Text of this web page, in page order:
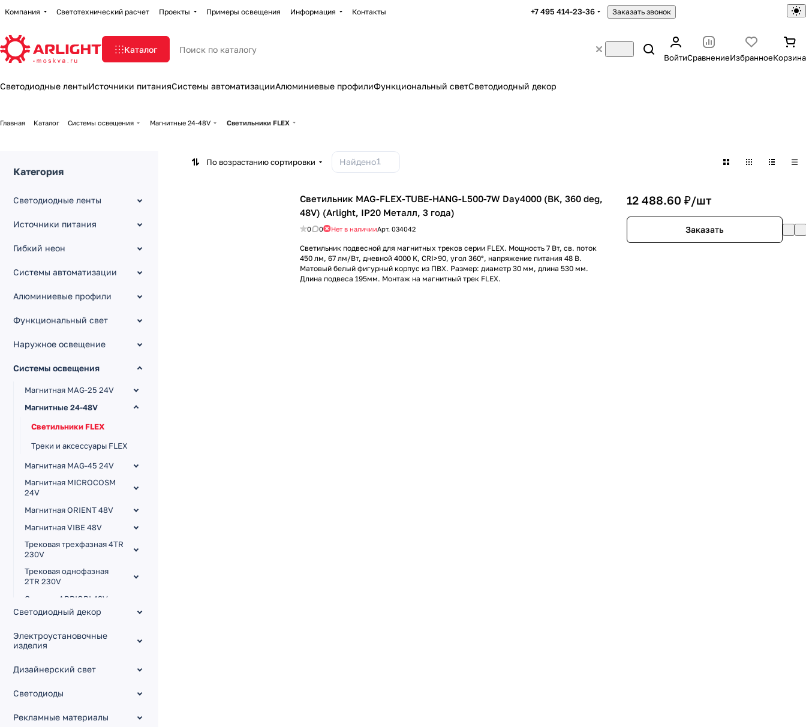
Компания Светотехнический расчет Проекты Примеры освещения Информация Контакты +7 495 414-23-36 Заказать звонок
Каталог
ВойтиСравнениеИзбранноеКорзина
Светодиодные лентыИсточники питанияСистемы автоматизацииАлюминиевые профилиФункциональный светСветодиодный декор
Главная Каталог Системы освещения Магнитные 24-48V Светильники FLEX
По возрастанию сортировки Найдено1
Светильник MAG-FLEX-TUBE-HANG-L500-7W Day4000 (BK, 360 deg,
48V) (Arlight, IP20 Металл, 3 года)
0 0 Нет в наличииАрт. 034042
Светильник подвесной для магнитных треков серии FLEX. Мощность 7 Вт, св. поток
450 лм, 67 лм/Вт, дневной 4000 K, CRI>90, угол 360°, напряжение питания 48 В.
Матовый белый фигурный корпус из ПВХ. Размер: диаметр 30 мм, длина 530 мм.
Длина подвеса 195мм. Монтаж на магнитный трек FLEX.
12 488.60 ₽/шт
Заказать
Категория
Светодиодные ленты
Источники питания
Гибкий неон
Системы автоматизации
Алюминиевые профили
Функциональный свет
Наружное освещение
Системы освещения
Магнитная MAG-25 24V
Магнитные 24-48V
Светильники FLEX
Треки и аксессуары FLEX
Магнитная MAG-45 24V
Магнитная MICROCOSM
24V
Магнитная ORIENT 48V
Магнитная VIBE 48V
Трековая трехфазная 4TR
230V
Трековая однофазная
2TR 230V
Система APRIORI 48V
Система CLIP-38
Система на ремнях
INBELT 48V
Магнитная FLEX 48V
Светодиодный декор
Электроустановочные
изделия
Дизайнерский свет
Светодиоды
Рекламные материалы